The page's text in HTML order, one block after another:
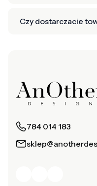
Czy dostarczacie
784 014 183